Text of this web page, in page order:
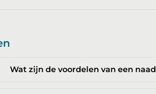
Wat zijn de voordelen van een